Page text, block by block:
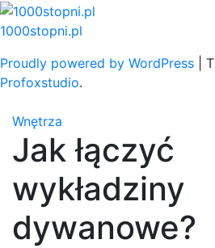
Skip
to
1000stopni.pl
Proudly powered by WordPress
Profoxstudio.
Wnętrza
Jak łączyć
wykładziny
dywanowe?